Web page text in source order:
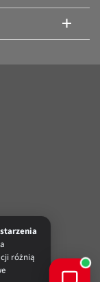
różnią